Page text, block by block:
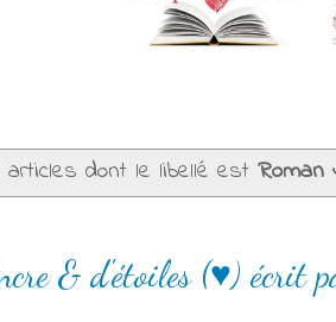
dont le libellé est Roman
& d'étoiles (♥) écrit